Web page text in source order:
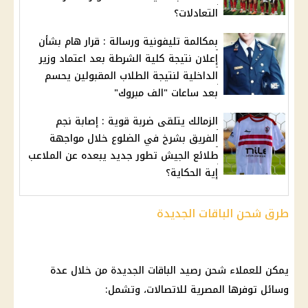
التعادلات؟
بمكالمة تليفونية ورسالة : قرار هام بشأن
إعلان نتيجة كلية الشرطة بعد اعتماد وزير
الداخلية لنتيجة الطلاب المقبولين يحسم
بعد ساعات "الف مبروك"
الزمالك يتلقى ضربة قوية : إصابة نجم
الفريق بشرخ في الضلوع خلال مواجهة
طلائع الجيش تطور جديد يبعده عن الملاعب
إية الحكاية؟
طرق شحن الباقات الجديدة
يمكن للعملاء شحن رصيد الباقات الجديدة من خلال عدة
وسائل توفرها المصرية للاتصالات، وتشمل: